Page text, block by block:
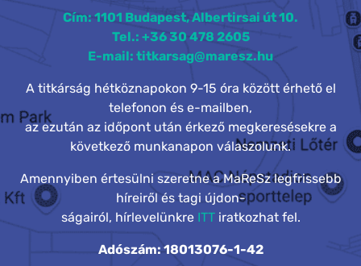
Cím: 1101 Budapest, Albertirsai út 10.
Tel.: +36 30 478 2605
E-mail: titkarsag@maresz.hu
A titkárság hétköznapokon 9-15 óra között érhető el
telefonon és e-mailben,
az ezután az időpont után érkező megkeresésekre a
következő munkanapon válaszolunk.
Amennyiben értesülni szeretne a MaReSz legfrissebb
híreiről és tagi újdon-
ságairól, hírlevelünkre ITTiratkozhat fel.
Adószám: 18013076-1-42